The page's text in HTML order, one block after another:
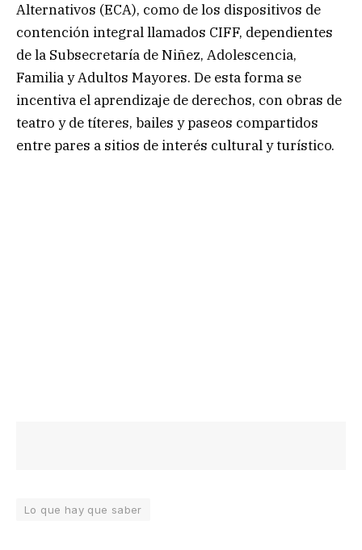
Alternativos (ECA), como de los dispositivos de
contención integral llamados CIFF, dependientes
de la Subsecretaría de Niñez, Adolescencia,
Familia y Adultos Mayores. De esta forma se
incentiva el aprendizaje de derechos, con obras de
teatro y de títeres, bailes y paseos compartidos
entre pares a sitios de interés cultural y turístico.
Lo que hay que saber